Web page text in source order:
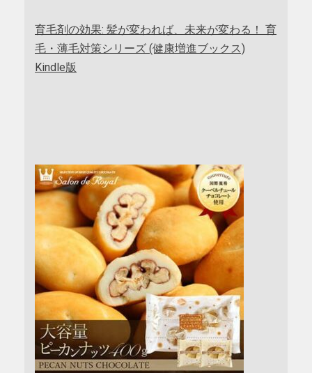
育毛剤の効果: 髪が変われば、未来が変わる！ 育
毛・薄毛対策シリーズ (健康増進ブックス)
Kindle版